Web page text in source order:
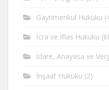
Gayrimenkul Hukuku
İcra ve İflas Hukuku
İdare, Anayasa ve
İnşaat Hukuku (2)